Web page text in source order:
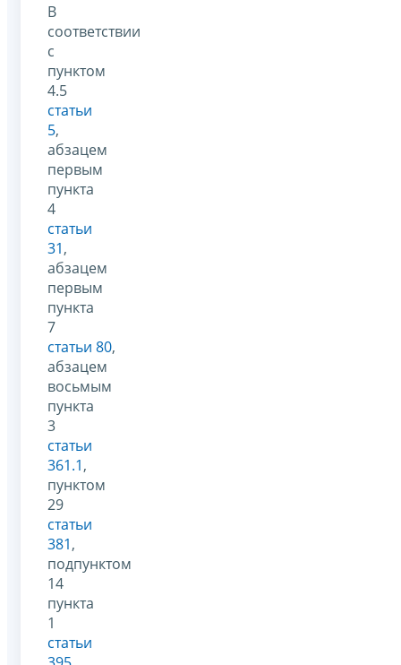
В
соответствии
с
пунктом
4.5
статьи
5,
абзацем
первым
пункта
4
статьи
31,
абзацем
первым
пункта
7
статьи 80,
абзацем
восьмым
пункта
3
статьи
361.1,
пунктом
29
статьи
381,
подпунктом
14
пункта
1
статьи